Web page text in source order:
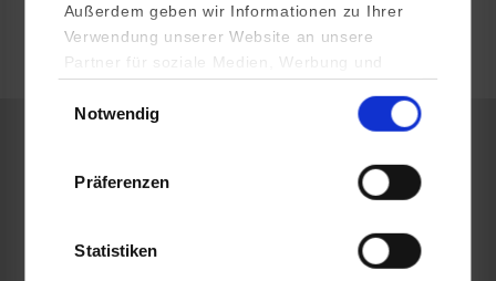
Außerdem geben wir Informationen zu Ihrer
Verwendung unserer Website an unsere
Partner für soziale Medien, Werbung und
YouTube, Google Maps) führen diese
Daten zusammen, die Sie ihnen bereitgestellt
haben oder die sie im Rahmen Ihrer Nutzung
Notwendig
Präferenzen
Statistiken
Mies-van-der-Rohe-Straße 8